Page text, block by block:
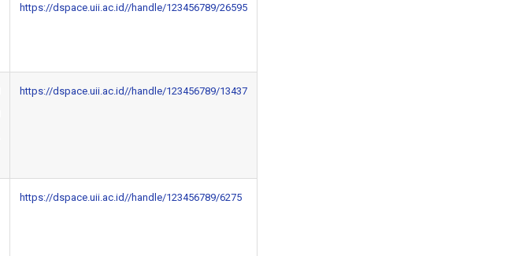
https://dspace.uii.ac.id//handle/123456789/26595
https://dspace.uii.ac.id//handle/123456789/13437
https://dspace.uii.ac.id//handle/123456789/6275